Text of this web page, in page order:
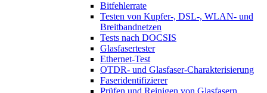
Bitfehlerrate
Testen von Kupfer-, DSL-, WLAN- und
Breitbandnetzen
Tests nach DOCSIS
Glasfasertester
Ethernet-Test
OTDR- und Glasfaser-Charakterisierung
Faseridentifizierer